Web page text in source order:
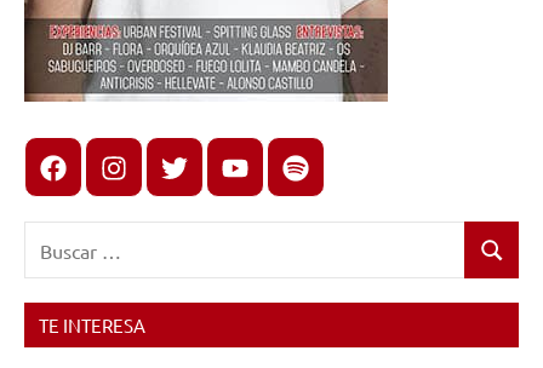
FacebookInstagram
X youtubespotify
Buscar
TE INTERESA